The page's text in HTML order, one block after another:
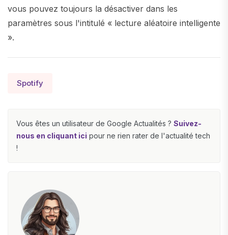
vous pouvez toujours la désactiver dans les
paramètres sous l'intitulé « lecture aléatoire intelligente
».
Spotify
Vous êtes un utilisateur de Google Actualités ? Suivez-
nous en cliquant ici pour ne rien rater de l'actualité tech
!